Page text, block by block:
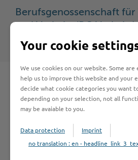
Berufsgenossenschaft
Schnelleinstieg
Seite auswählen
Your cookie
We use cookies on our website. Some
help us to improve this website and your
decide what cookie categories you want
depending on your selection, not all
may be avaiable to you.
Data protection
Imprint
no translation : en -